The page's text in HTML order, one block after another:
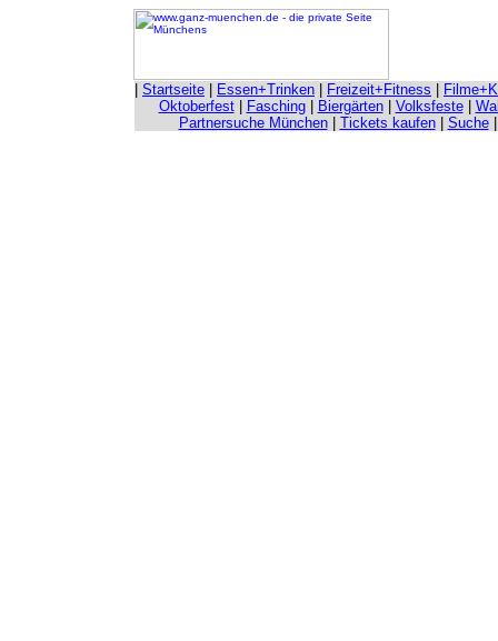
Startseite Essen+Trinken Freizeit+Fitness
Oktoberfest| Fasching| Biergärten| Volksfeste|
Partnersuche München| Tickets kaufen Suche